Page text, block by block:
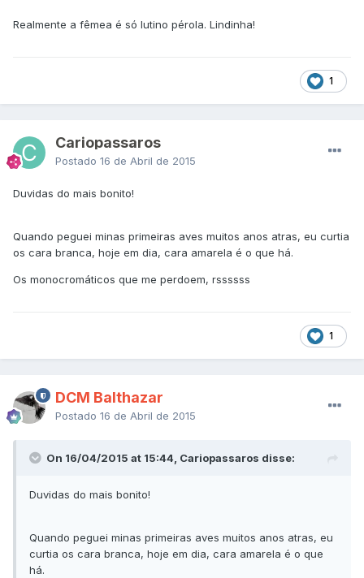
Realmente a fêmea é só lutino pérola. Lindinha!
1
Cariopassaros
Postado 16 de Abril de 2015
Duvidas do mais bonito!
Quando peguei minas primeiras aves muitos anos atras, eu curtia
os cara branca, hoje em dia, cara amarela é o que há.
Os monocromáticos que me perdoem, rssssss
1
DCM Balthazar
Postado 16 de Abril de 2015
On 16/04/2015 at 15:44, Cariopassaros disse:
Duvidas do mais bonito!
Quando peguei minas primeiras aves muitos anos atras, eu
curtia os cara branca, hoje em dia, cara amarela é o que
há.